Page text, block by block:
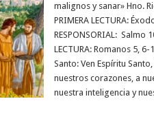
malignos y sanar» Hno.
PRIMERA LECTURA:
RESPONSORIAL: Salmo
LECTURA: Romanos 5,
Santo: Ven Espíritu
nuestros corazones, a
nuestra inteligencia y